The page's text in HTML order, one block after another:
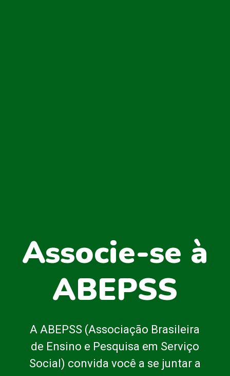
Associe-se à
ABEPSS
A ABEPSS (Associação Brasileira
de Ensino e Pesquisa em Serviço
Social) convida você a se juntar a